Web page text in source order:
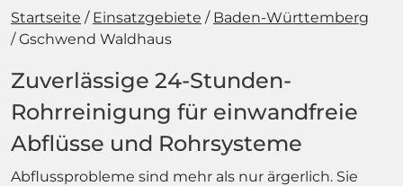
Startseite Einsatzgebiete
Baden-Württemberg
Gschwend Waldhaus
Zuverlässige 24-Stunden-
Rohrreinigung für einwandfreie
Abflüsse und Rohrsysteme
Abflussprobleme sind mehr als nur ärgerlich. Sie